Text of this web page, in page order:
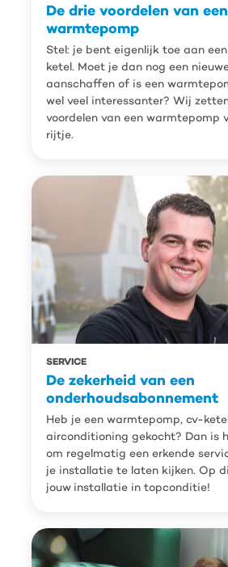
De drie voordelen van een
warmtepomp
Stel: je bent eigenlijk toe aan
ketel. Moet je dan nog een
aanschaffen of is een
wel veel interessanter? Wij
voordelen van een warmtepomp
rijtje.
SERVICE
De zekerheid van een
onderhoudsabonnement
Heb je een warmtepomp, cv-
airconditioning gekocht? Dan is
om regelmatig een erkende
je installatie te laten kijken. Op
jouw installatie in topconditie!